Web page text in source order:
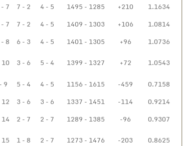
7 7 - 2 4 - 5 1495 - 1285 +210
1.1634
7 7 - 2 4 - 5 1409 - 1303 +106
1.0814
8 6 - 3 4 - 5 1401 - 1305 +96
1.0736
3 - 6 5 - 4 1399 - 1327 +72
1.0543
9 5 - 4 4 - 5 1156 - 1615 -459
0.7158
3 - 6 3 - 6 1337 - 1451 -114
0.9214
2 - 7 2 - 7 1289 - 1385 -96
0.9307
1 - 8 2 - 7 1273 - 1476 -203 0.8625